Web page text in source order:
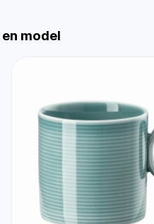
model